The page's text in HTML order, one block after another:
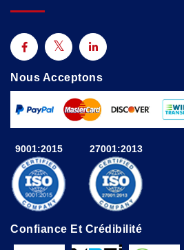
Nous Acceptons
9001:2015 27001:2013
Confiance Et Crédibilité